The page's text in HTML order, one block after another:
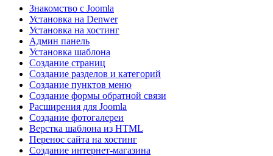
Знакомство с Joomla
Установка на Denwer
Установка на хостинг
Админ панель
Установка шаблона
Создание страниц
Создание разделов и категорий
Создание пунктов меню
Создание формы обратной связи
Расширения для Joomla
Создание фотогалереи
Верстка шаблона из HTML
Перенос сайта на хостинг
Создание интернет-магазина